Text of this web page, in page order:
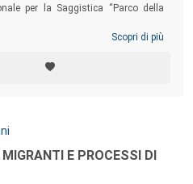
per la Saggistica “Parco della
Scopri di più
E PROCESSI DI